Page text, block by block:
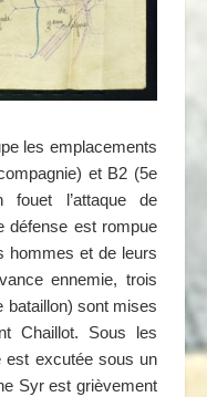
les emplacements
et B2 (5e
fouet l’attaque de
défense est rompue
hommes et de leurs
ennemie, trois
bataillon) sont mises
Chaillot. Sous les
est excutée sous un
Syr est grièvement